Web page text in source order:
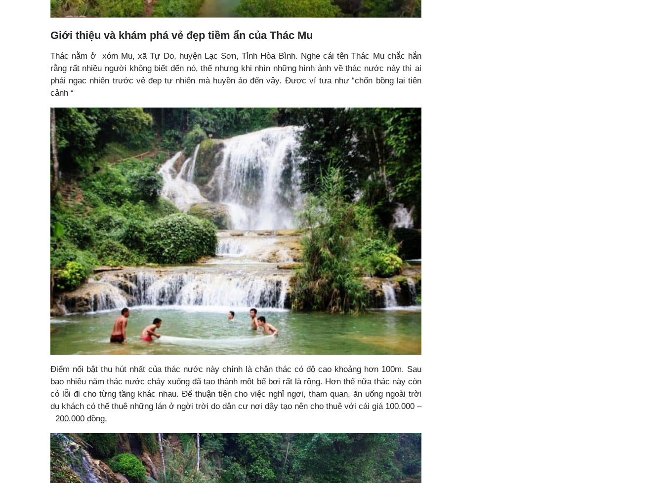
Giới thiệu và khám phá vẻ đẹp tiềm ẩn của Thác Mu
Thác nằm ở xóm Mu, xã Tự Do, huyện Lạc Sơn, Tỉnh Hòa Bình. Nghe cái tên Thác Mu chắc hẳn
rằng rất nhiều người không biết đến nó, thế nhưng khi nhìn những hình ảnh về thác nước này thì ai
phải ngạc nhiên trước vẻ đẹp tự nhiên mà huyền ảo đến vậy. Được ví tựa như “chốn bồng lai tiên
cảnh “
Điểm nổi bật thu hút nhất của thác nước này chính là chân thác có độ cao khoảng hơn 100m. Sau
bao nhiêu năm thác nước chảy xuống đã tạo thành một bể bơi rất là rộng. Hơn thế nữa thác này còn
có lỗi đi cho từng tầng khác nhau. Để thuận tiện cho việc nghỉ ngơi, tham quan, ăn uống ngoài trời
du khách có thể thuê những lán ở ngời trời do dân cư nơi dây tạo nên cho thuê với cái giá 100.000 –
200.000 đồng.